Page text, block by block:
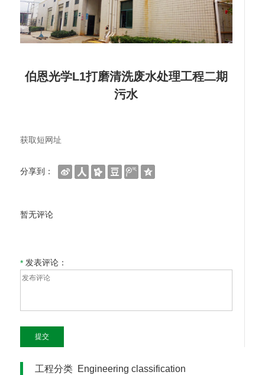
伯恩光学L1打磨清洗废水处理工程二期
污水
获取短网址
分享到：
暂无评论
*发表评论：
提交
工程分类 Engineering classification